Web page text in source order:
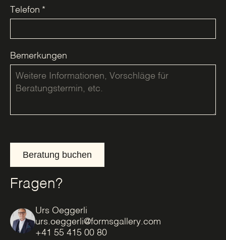
Telefon *
Bemerkungen
Beratung buchen
Fragen?
Urs Oeggerli
urs.oeggerli@formsgallery.com
+41 55 415 00 80